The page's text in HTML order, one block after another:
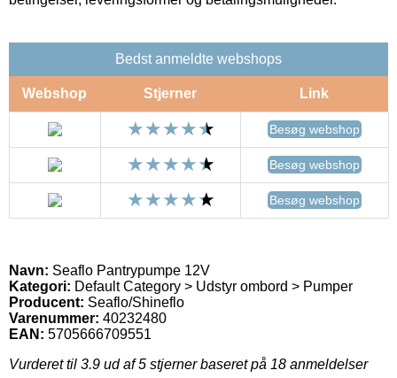
Bedst anmeldte webshops
Webshop Stjerner Link
Besøg webshop
Besøg webshop
Besøg webshop
Navn: Seaflo Pantrypumpe 12V
Kategori: Default Category > Udstyr ombord > Pumper
Producent: Seaflo/Shineflo
Varenummer: 40232480
EAN: 5705666709551
Vurderet til 3.9 ud af 5 stjerner baseret på 18 anmeldelser